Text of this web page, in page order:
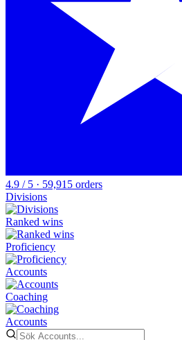
4.9 / 5 · 59,915 orders
Divisions
Ranked wins
Proficiency
Accounts
Coaching
Accounts